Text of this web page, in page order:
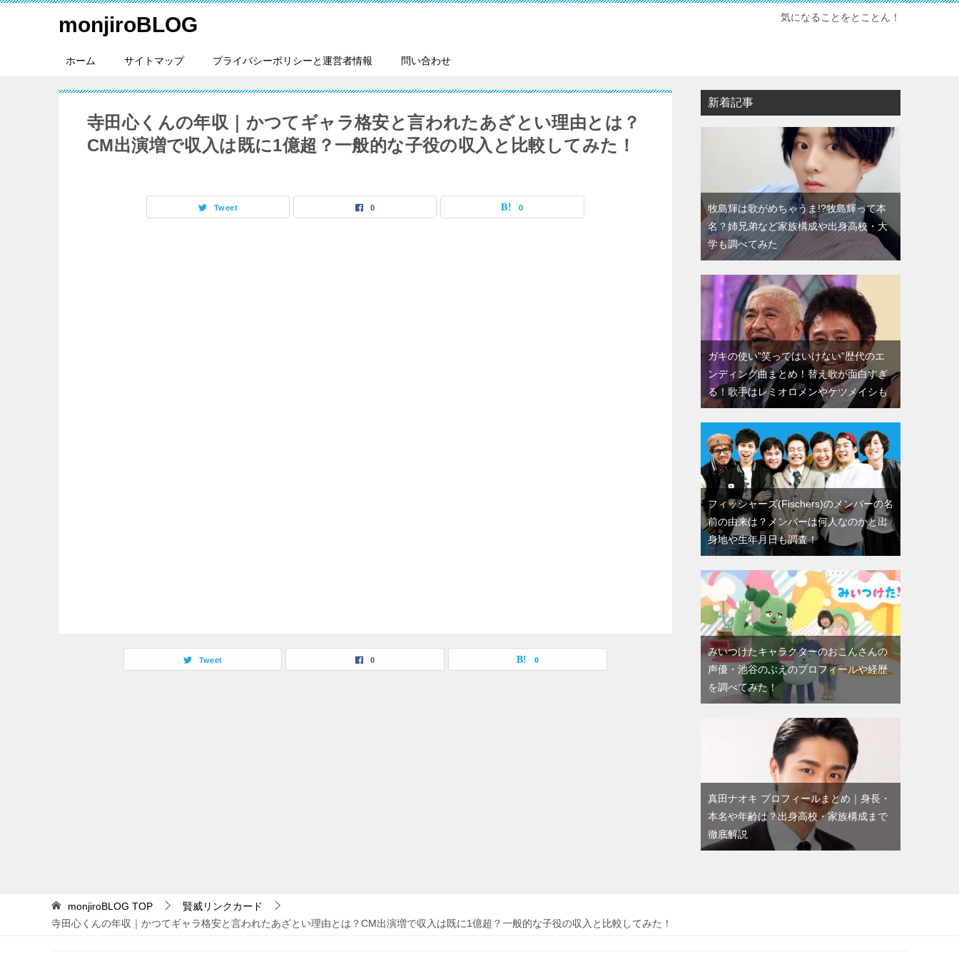
monjiroBLOG 気になることをとことん！
ホーム サイトマップ プライバシーポリシーと運営者情報 問い合わせ
寺田心くんの年収｜かつてギャラ格安と言われたあざとい理由とは？
CM出演増で収入は既に1億超？一般的な子役の収入と比較してみた！
Tweet 0 0
Tweet 0 0
新着記事
牧島輝は歌がめちゃうま!?牧島輝って本
名？姉兄弟など家族構成や出身高校・大
学も調べてみた
ガキの使い”笑ってはいけない”歴代のエ
ンディング曲まとめ！替え歌が面白すぎ
る！歌手はレミオロメンやケツメイシも
フィッシャーズ(Fischers)のメンバーの名
前の由来は？メンバーは何人なのかと出
身地や生年月日も調査！
みいつけたキャラクターのおこんさんの
声優・池谷のぶえのプロフィールや経歴
を調べてみた！
真田ナオキ プロフィールまとめ｜身長・
本名や年齢は？出身高校・家族構成まで
徹底解説
monjiroBLOG TOP
賢威リンクカード
寺田心くんの年収｜かつてギャラ格安と言われたあざとい理由とは？CM出演増で収入は既に1億超？一般的な子役の収入と比較してみた！